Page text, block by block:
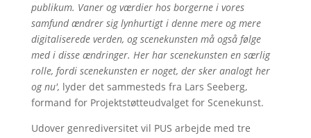
publikum. Vaner og værdier hos borgerne i vores
samfund ændrer sig lynhurtigt i denne mere og mere
digitaliserede verden, og scenekunsten må også følge
med i disse ændringer. Her har scenekunsten en særlig
rolle, fordi scenekunsten er noget, der sker analogt her
og nu', lyder det sammesteds fra Lars Seeberg,
formand for Projektstøtteudvalget for Scenekunst.
Udover genrediversitet vil PUS arbejde med tre